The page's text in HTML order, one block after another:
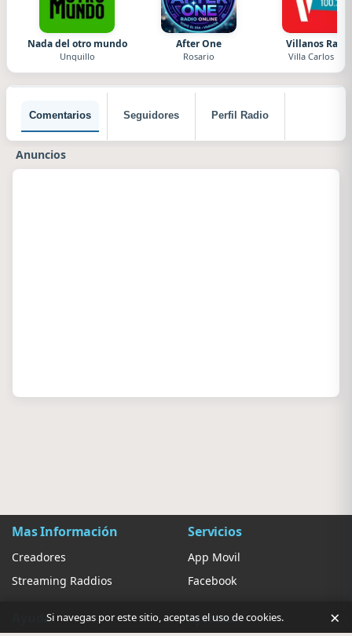
Nada del otro mundo
Unquillo
After One
Rosario
Villanos
Villa Carlos Paz
Comentarios Seguidores Perfil Radio
Anuncios
Mas Información
Creadores
Streaming Raddios
Servicios
App Movil
Facebook
Ayuda Ajustes
Si navegas por este sitio, aceptas el uso de cookies. ×